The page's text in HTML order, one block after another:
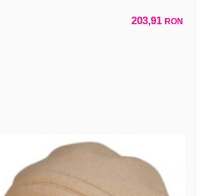
203,91 RON